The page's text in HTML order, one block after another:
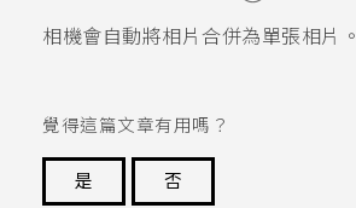
相機會自動將相片合併為單張相片。
覺得這篇文章有用嗎？
是
否